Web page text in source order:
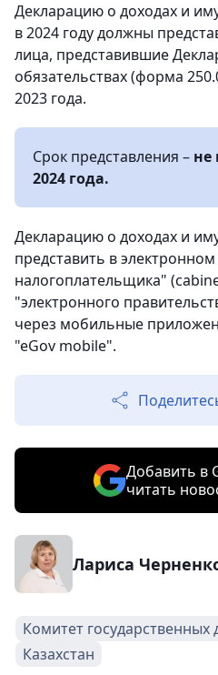
Декларацию о доходах и
в 2024 году должны
лица, представившие
обязательствах (форма
2023 года.
Срок представления – не
2024 года.
Декларацию о доходах и
представить в
налогоплательщика"
"электронного
через мобильные
"eGov mobile".
Добавить в
читать
Лариса
Комитет государственных
Казахстан